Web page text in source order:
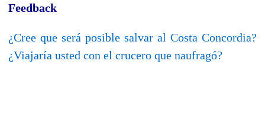
Feedback
¿Cree que será posible salvar al Costa Concordia?
¿Viajaría usted con el crucero que naufragó?